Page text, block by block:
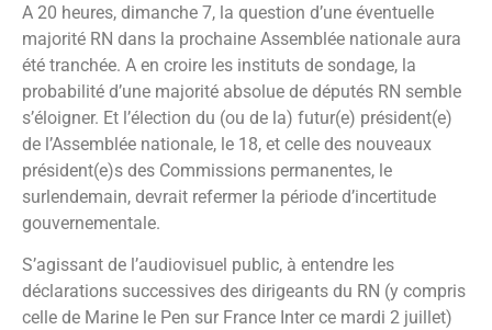
A 20 heures, dimanche 7, la question d’une éventuelle
majorité RN dans la prochaine Assemblée nationale aura
été tranchée. A en croire les instituts de sondage, la
probabilité d’une majorité absolue de députés RN semble
s’éloigner. Et l’élection du (ou de la) futur(e) président(e)
de l’Assemblée nationale, le 18, et celle des nouveaux
président(e)s des Commissions permanentes, le
surlendemain, devrait refermer la période d’incertitude
gouvernementale.
S’agissant de l’audiovisuel public, à entendre les
déclarations successives des dirigeants du RN (y compris
celle de Marine le Pen sur France Inter ce mardi 2 juillet)